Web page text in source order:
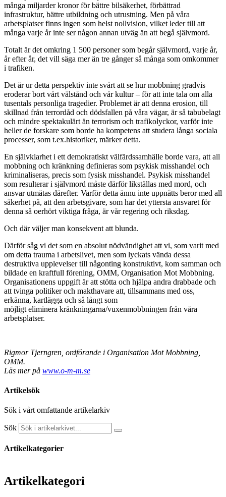
många miljarder kronor för bättre bilsäkerhet, förbättrad
infrastruktur, bättre utbildning och utrustning. Men på våra
arbetsplatser finns ingen som helst nollvision, vilket leder till att
många varje år inte ser någon annan utväg än att begå självmord.
Totalt är det omkring 1 500 personer som begår självmord, varje år,
år efter år, det vill säga mer än tre gånger så många som omkommer
i trafiken.
Det är ur detta perspektiv inte svårt att se hur mobbning gradvis
eroderar bort vårt välstånd och vår kultur – för att inte tala om alla
tusentals personliga tragedier. Problemet är att denna erosion, till
skillnad från terrordåd och dödsfallen på våra vägar, är så tabubelagt
och mindre spektakulärt än terrorism och trafikolyckor, varför inte
heller de forskare som borde ha kompetens att studera långa sociala
processer, som t.ex.historiker, märker detta.
En självklarhet i ett demokratiskt välfärdssamhälle borde vara, att all
mobbning och kränkning definieras som psykisk misshandel och
kriminaliseras, precis som fysisk misshandel. Psykisk misshandel
som resulterar i självmord måste därför likställas med mord, och
ansvar utmätas därefter. Varför detta ännu inte uppnåtts beror med all
säkerhet på, att den arbetsgivare, som har det yttersta ansvaret för
denna så oerhört viktiga fråga, är vår regering och riksdag.
Och där väljer man konsekvent att blunda.
Därför såg vi det som en absolut nödvändighet att vi, som varit med
om detta trauma i arbetslivet, men som lyckats vända dessa
destruktiva upplevelser till någonting konstruktivt, kom samman och
bildade en kraftfull förening, OMM, Organisation Mot Mobbning.
Organisationens uppgift är att stötta och hjälpa andra drabbade och
att tvinga politiker och makthavare att, tillsammans med oss,
erkänna, kartlägga och så långt som
möjligt eliminera kränkningarna/vuxenmobbningen från våra
arbetsplatser.
Rigmor Tjerngren, ordförande i Organisation Mot Mobbning,
OMM.
Läs mer på www.o-m-m.se
Artikelsök
Sök i vårt omfattande artikelarkiv
Sök
Artikelkategorier
Artikelkategori